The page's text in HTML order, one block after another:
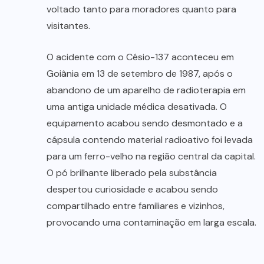
voltado tanto para moradores quanto para
visitantes.
O acidente com o Césio-137 aconteceu em
Goiânia em 13 de setembro de 1987, após o
abandono de um aparelho de radioterapia em
uma antiga unidade médica desativada. O
equipamento acabou sendo desmontado e a
cápsula contendo material radioativo foi levada
para um ferro-velho na região central da capital.
O pó brilhante liberado pela substância
despertou curiosidade e acabou sendo
compartilhado entre familiares e vizinhos,
provocando uma contaminação em larga escala.